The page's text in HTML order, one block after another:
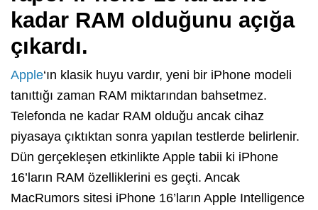
kadar RAM olduğunu açığa
çıkardı.
Apple‘ın klasik huyu vardır, yeni bir iPhone modeli
tanıttığı zaman RAM miktarından bahsetmez.
Telefonda ne kadar RAM olduğu ancak cihaz
piyasaya çıktıktan sonra yapılan testlerde belirlenir.
Dün gerçekleşen etkinlikte Apple tabii ki iPhone
16’ların RAM özelliklerini es geçti. Ancak
MacRumors sitesi iPhone 16’ların Apple Intelligence